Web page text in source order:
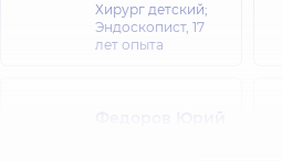
Хирург детский;
Эндоскопист, 17
лет опыта